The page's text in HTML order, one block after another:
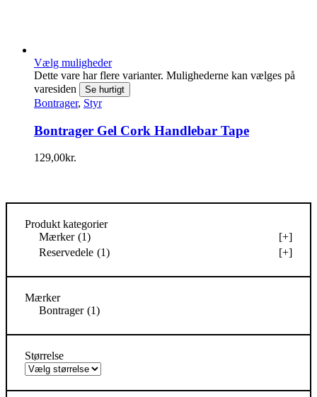
Vælg muligheder
Dette vare har flere varianter. Mulighederne kan vælges på
varesiden
Se hurtigt
Bontrager, Styr
Bontrager Gel Cork Handlebar Tape
129,00kr.
Produkt kategorier
Mærker (1)
[+]
Reservedele (1) [+]
Mærker
Bontrager (1)
Størrelse